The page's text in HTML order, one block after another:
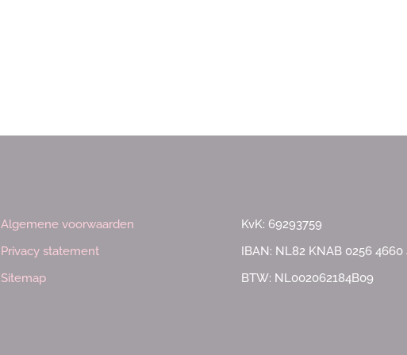
Algemene voorwaarden
Privacy statement
Sitemap
KvK: 69293759
IBAN: NL82 KNAB 0256 4660
BTW: NL002062184B09